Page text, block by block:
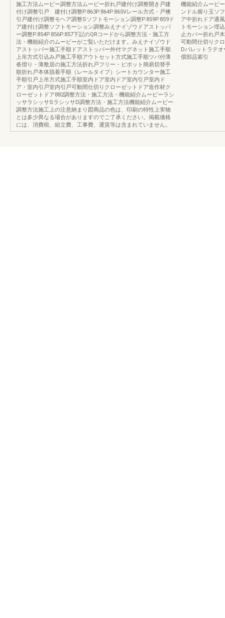
施工方法ムービー調整方法ムービー折れ戸建付け調整開き戸建
付け調整引戸 建付け調整P.863P.864P.865Vレール方式・戸襖
引戸建付け調整モヘア調整Sソフトモーション調整P.859P.859ド
ア建付け調整ソフトモーション調整みえナイゾウドアストッパ
ー調整P.854P.856P.857下記のQRコードから調整方法・施工方
法・機能紹介のムービーがご覧いただけます。みえナイゾウド
アストッパー施工手順ドアストッパー外付マグネット施工手順
上吊方式引込み戸施工手順アウトセット方式施工手順ツバ付薄
沓摺り・薄敷居の施工方法折れ戸フリー・ピボット簡易切替手
順折れ戸本体脱着手順（レールタイプ）シートカウンター施工
手順引戸上吊方式施工手順室内ドア室内ドア室内引戸室内ド
ア・室内引戸室内引戸可動間仕切りクローゼットドア造作材ク
ローゼットドア882調整方法・施工方法・機能紹介ムービーラシ
ッサラシッサSラシッサD調整方法・施工方法機能紹介ムービー
調整方法施工上の注意納まり図商品の色は、印刷の特性上実物
とは多少異なる場合がありますのでご了承ください。掲載価格
には、消費税、組立費、工事費、運賃等は含まれていません。
機能紹介ムービ
ンドル握り玉ソ
ア中折れドア通
トモーション埋
止カバー折れ戸
可動間仕切りク
Dパレットラテ
償部品索引